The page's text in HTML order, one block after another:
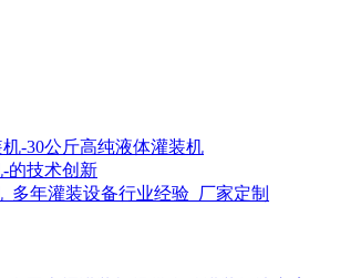
-30公斤高纯液体灌装机
的技术创新
多年灌装设备行业经验_厂家定制